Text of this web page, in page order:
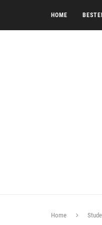
HOME
Home